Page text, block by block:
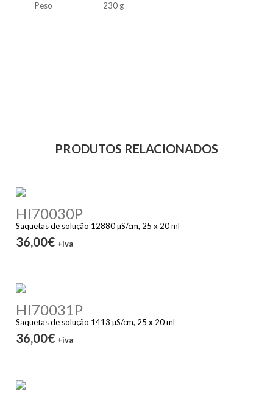
Peso
230 g
PRODUTOS RELACIONADOS
HI70030P
Saquetas de solução 12880 µS/cm, 25 x 20 ml
36,00€ +iva
HI70031P
Saquetas de solução 1413 µS/cm, 25 x 20 ml
36,00€ +iva